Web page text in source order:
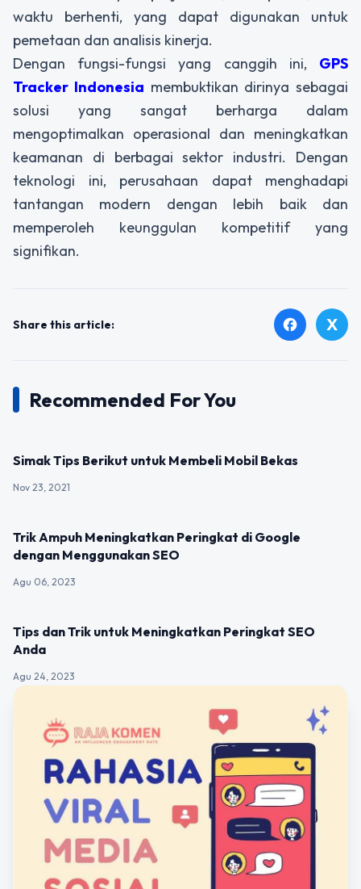
waktu berhenti, yang dapat digunakan untuk
pemetaan dan analisis kinerja.
Dengan fungsi-fungsi yang canggih ini, GPS
Tracker Indonesia membuktikan dirinya sebagai
solusi yang sangat berharga dalam
mengoptimalkan operasional dan meningkatkan
keamanan di berbagai sektor industri. Dengan
teknologi ini, perusahaan dapat menghadapi
tantangan modern dengan lebih baik dan
memperoleh keunggulan kompetitif yang
signifikan.
Share this article: facebook X
Recommended For You
Simak Tips Berikut untuk Membeli Mobil Bekas
Nov 23, 2021
Trik Ampuh Meningkatkan Peringkat di Google
dengan Menggunakan SEO
Agu 06, 2023
Tips dan Trik untuk Meningkatkan Peringkat SEO
Anda
Agu 24, 2023